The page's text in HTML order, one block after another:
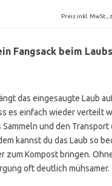
Preis inkl. MwSt.,
Fangsack beim
das eingesaugte Laub
es einfach wieder verteilt
und den
kannst du das Laub so
zum Kompost bringen.
oft deutlich mühsamer.